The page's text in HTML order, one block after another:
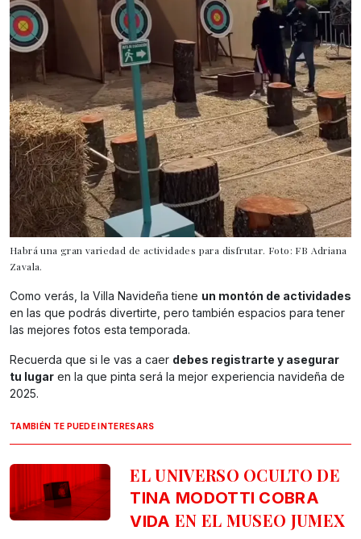
Habrá una gran variedad de actividades para disfrutar. Foto: FB Adriana
Zavala.
Como verás, la Villa Navideña tiene un montón de actividades
en las que podrás divertirte, pero también espacios para tener
las mejores fotos esta temporada.
Recuerda que si le vas a caer debes registrarte y asegurar
tu lugar en la que pinta será la mejor experiencia navideña de
2025.
TAMBIÉN TE PUEDE INTERESARS
EL UNIVERSO OCULTO DE
TINA MODOTTI COBRA
VIDA EN EL MUSEO JUMEX